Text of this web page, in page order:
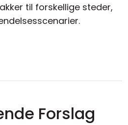
til forskellige steder,
Forslag